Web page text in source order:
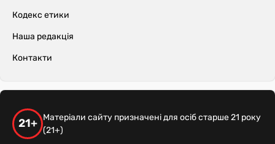
Кодекс етики
Наша редакція
Контакти
21+
Матеріали сайту призначені для осіб старше 21 року
(21+)